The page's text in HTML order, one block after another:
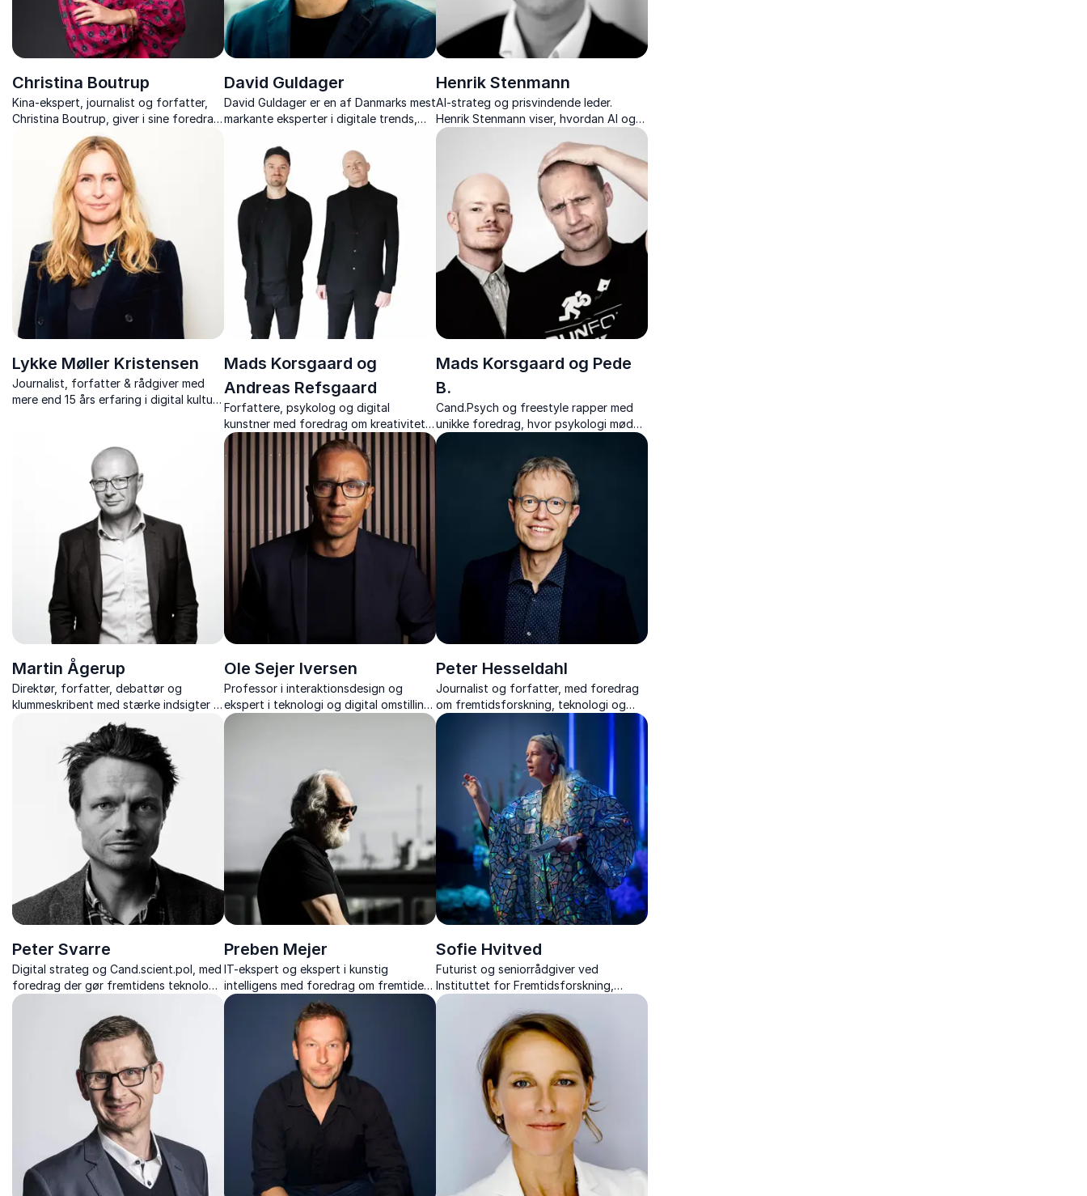
Christina Boutrup
Kina-ekspert, journalist og forfatter,
Christina Boutrup, giver i sine foredrag
en unik indsigt i supermagtens
David Guldager
David Guldager er en af Danmarks mest
markante eksperter i digitale trends,
Henrik Stenmann
AI-strateg og prisvindende leder.
Henrik Stenmann viser, hvordan AI og
trivsel kan gå hånd i hånd, og hvordan I
skaber både vækst og arbejdsglæde.
Lykke Møller Kristensen
Journalist, forfatter & rådgiver med
mere end 15 års erfaring i digital kultur
virksomheder og ledere.
Mads Korsgaard og
Andreas Refsgaard
Forfattere, psykolog og digital
kunstner med foredrag om kreativitet,
psykologi og kunstig intelligens samt
tankevækkende perspektiver på
teknologiens indflydelse
Mads Korsgaard og Pede
B.
Cand.Psych og freestyle rapper med
unikke foredrag, hvor psykologi møder
freestyle rap og hvor du lærer at
knække kreativitetskoden
Martin Ågerup
Direktør, forfatter, debattør og
klummeskribent med stærke indsigter i
kunstig intelligens og fremtidens
Ole Sejer Iversen
Professor i interaktionsdesign og
ekspert i teknologi og digital omstilling
på skoler og uddannelsesinstitutioner.
Peter Hesseldahl
Journalist og forfatter, med foredrag
om fremtidsforskning, teknologi og
omstilling samt erfaring fra LEGO,
Danfoss og internationale projekter.
Peter Svarre
Digital strateg og Cand.scient.pol, med
foredrag der gør fremtidens teknologi
forståelig – fra AI og digital etik til
strategier, der ruster din virksomhed.
Preben Mejer
IT-ekspert og ekspert i kunstig
intelligens med foredrag om fremtidens
teknologi.
Sofie Hvitved
Futurist og seniorrådgiver ved
Instituttet for Fremtidsforskning,
ekspert i teknologi og medier.